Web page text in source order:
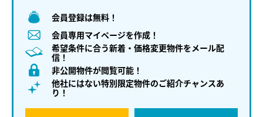
会員登録は無料！
会員専用マイページを作成！
希望条件に合う新着・価格変更物件をメール配
信！
非公開物件が閲覧可能！
他社にはない特別限定物件のご紹介チャンスあ
り！